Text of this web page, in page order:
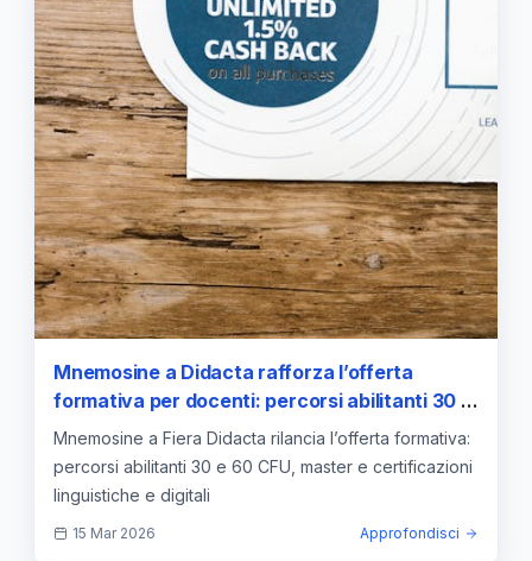
Mnemosine a Didacta rafforza l’offerta
formativa per docenti: percorsi abilitanti 30 e
60 CFU, master e certificazioni linguistiche e
informatiche
Mnemosine a Fiera Didacta rilancia l’offerta formativa:
percorsi abilitanti 30 e 60 CFU, master e certificazioni
linguistiche e digitali
15 Mar 2026 Approfondisci